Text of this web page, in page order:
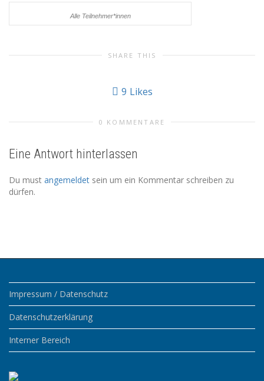
Alle Teilnehmer*innen
SHARE THIS
9 Likes
0 KOMMENTARE
Eine Antwort hinterlassen
Du must angemeldet sein um ein Kommentar schreiben zu
dürfen.
Impressum / Datenschutz
Datenschutzerklärung
Interner Bereich